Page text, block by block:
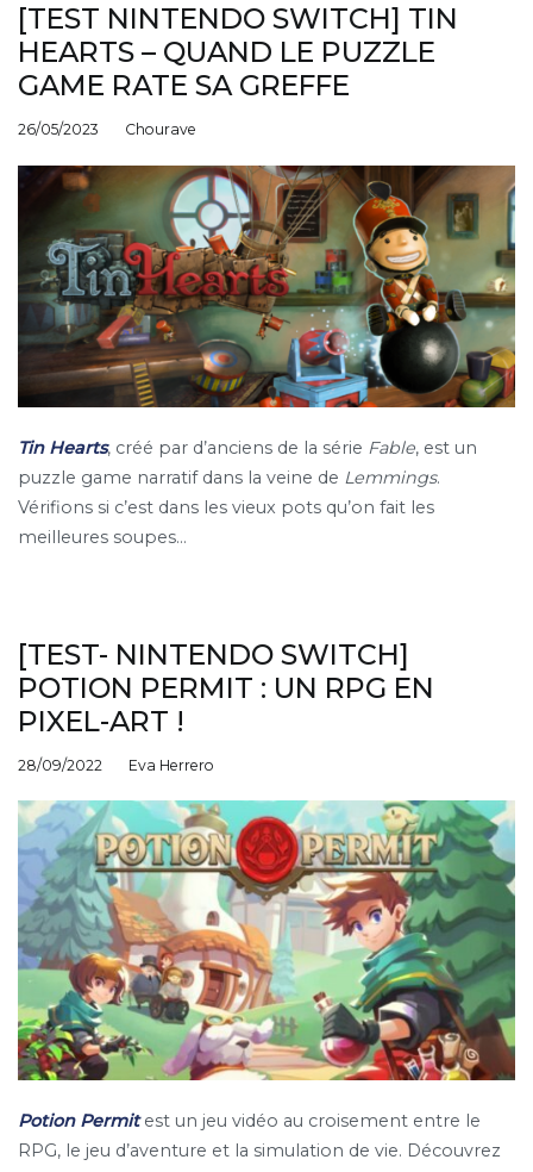
[TEST NINTENDO SWITCH] TIN
HEARTS – QUAND LE PUZZLE
GAME RATE SA GREFFE
26/05/2023 Chourave
Tin Hearts, créé par d’anciens de la série Fable, est un
puzzle game narratif dans la veine de Lemmings.
Vérifions si c’est dans les vieux pots qu’on fait les
meilleures soupes…
[TEST- NINTENDO SWITCH]
POTION PERMIT : UN RPG EN
PIXEL-ART !
28/09/2022 Eva Herrero
Potion Permit est un jeu vidéo au croisement entre le
RPG, le jeu d’aventure et la simulation de vie. Découvrez